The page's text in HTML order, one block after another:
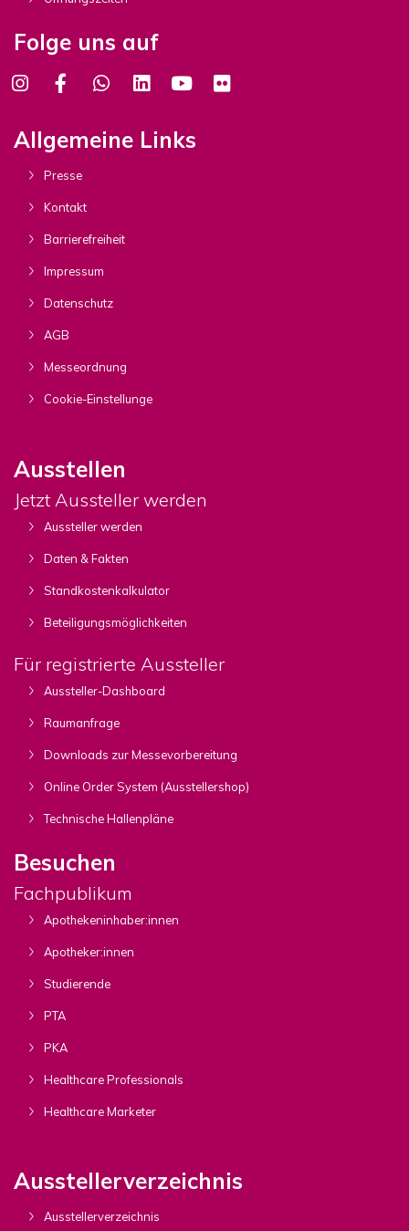
Folge uns auf
Allgemeine Links
Presse
Kontakt
Barrierefreiheit
Impressum
Datenschutz
AGB
Messeordnung
Cookie-Einstellunge
Ausstellen
Jetzt Aussteller werden
Aussteller werden
Daten & Fakten
Standkostenkalkulator
Beteiligungsmöglichkeiten
Für registrierte Aussteller
Aussteller-Dashboard
Raumanfrage
Downloads zur Messevorbereitung
Online Order System (Ausstellershop)
Technische Hallenpläne
Besuchen
Fachpublikum
Apothekeninhaber:innen
Apotheker:innen
Studierende
PTA
PKA
Healthcare Professionals
Healthcare Marketer
Ausstellerverzeichnis
Ausstellerverzeichnis